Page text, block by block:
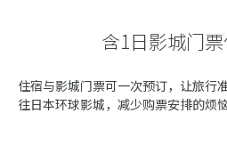
含1日影城门
住宿与影城门票可一次预订，让旅行
往日本环球影城，减少购票安排的烦